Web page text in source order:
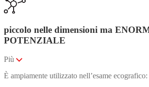
piccolo nelle dimensioni ma
POTENZIALE
Più
È ampiamente utilizzato nell’esame ecografico: